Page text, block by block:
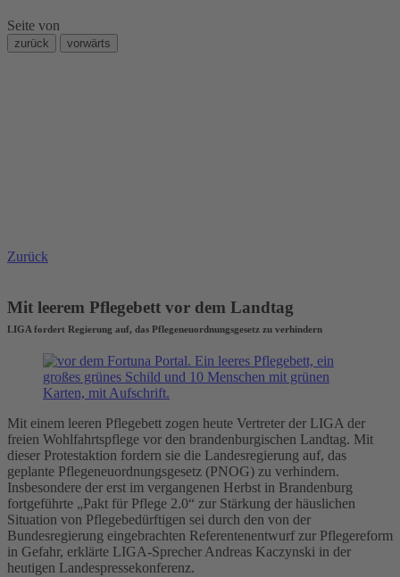
Seite von
zurück vorwärts
Zurück
Mit leerem Pflegebett vor dem Landtag
LIGA fordert Regierung auf, das Pflegeneuordnungsgesetz zu verhindern
Mit einem leeren Pflegebett zogen heute Vertreter der LIGA der
freien Wohlfahrtspflege vor den brandenburgischen Landtag. Mit
dieser Protestaktion fordern sie die Landesregierung auf, das
geplante Pflegeneuordnungsgesetz (PNOG) zu verhindern.
Insbesondere der erst im vergangenen Herbst in Brandenburg
fortgeführte „Pakt für Pflege 2.0“ zur Stärkung der häuslichen
Situation von Pflegebedürftigen sei durch den von der
Bundesregierung eingebrachten Referentenentwurf zur Pflegereform
in Gefahr, erklärte LIGA-Sprecher Andreas Kaczynski in der
heutigen Landespressekonferenz.